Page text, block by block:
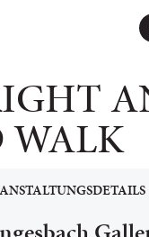
WALK